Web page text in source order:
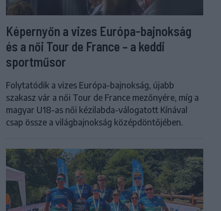
Képernyőn a vizes Európa-bajnokság
és a női Tour de France – a keddi
sportműsor
Folytatódik a vizes Európa-bajnokság, újabb
szakasz vár a női Tour de France mezőnyére, míg a
magyar U18-as női kézilabda-válogatott Kínával
csap össze a világbajnokság középdöntőjében.